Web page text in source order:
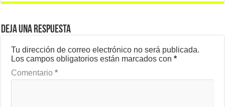
Deja una respuesta
Tu dirección de correo electrónico no será publicada.
Los campos obligatorios están marcados con*
Comentario*